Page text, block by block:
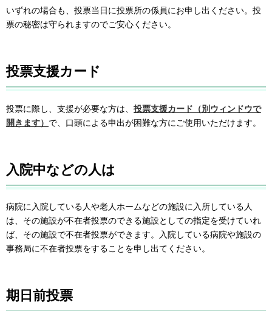
いずれの場合も、投票当日に投票所の係員にお申し出ください。投
票の秘密は守られますのでご安心ください。
投票支援カード
投票に際し、支援が必要な方は、 投票支援カード（別ウィンドウで
開きます） で、口頭による申出が困難な方にご使用いただけます。
入院中などの人は
病院に入院している人や老人ホームなどの施設に入所している人
は、その施設が不在者投票のできる施設としての指定を受けていれ
ば、その施設で不在者投票ができます。入院している病院や施設の
事務局に不在者投票をすることを申し出てください。
期日前投票